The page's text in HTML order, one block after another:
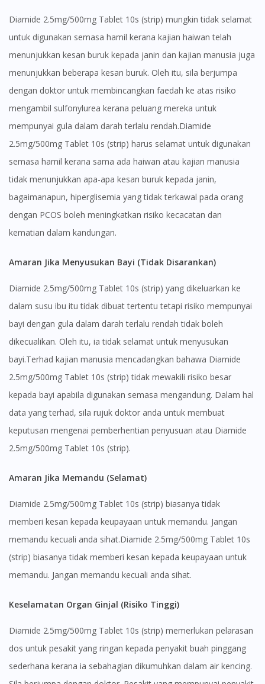
You seem to be shopping from Singapore
You are currently on DoctorOnCall.com.my, our Malaysian
site.
To serve you better, would you like to head over to
DoctorOnCall Singapore?
Continue to DoctorOnCall Singapore
Diamide 2.5mg/500mg Tablet 10s (strip) mungkin tidak selamat
untuk digunakan semasa hamil kerana kajian haiwan telah
menunjukkan kesan buruk kepada janin dan kajian manusia juga
menunjukkan beberapa kesan buruk. Oleh itu, sila berjumpa
dengan doktor untuk membincangkan faedah ke atas risiko
mengambil sulfonylurea kerana peluang mereka untuk
mempunyai gula dalam darah terlalu rendah.Diamide
2.5mg/500mg Tablet 10s (strip) harus selamat untuk digunakan
semasa hamil kerana sama ada haiwan atau kajian manusia
tidak menunjukkan apa-apa kesan buruk kepada janin,
bagaimanapun, hiperglisemia yang tidak terkawal pada orang
dengan PCOS boleh meningkatkan risiko kecacatan dan
kematian dalam kandungan.
Amaran Jika Menyusukan Bayi (Tidak Disarankan)
Diamide 2.5mg/500mg Tablet 10s (strip) yang dikeluarkan ke
dalam susu ibu itu tidak dibuat tertentu tetapi risiko mempunyai
bayi dengan gula dalam darah terlalu rendah tidak boleh
dikecualikan. Oleh itu, ia tidak selamat untuk menyusukan
bayi.Terhad kajian manusia mencadangkan bahawa Diamide
2.5mg/500mg Tablet 10s (strip) tidak mewakili risiko besar
kepada bayi apabila digunakan semasa mengandung. Dalam hal
data yang terhad, sila rujuk doktor anda untuk membuat
keputusan mengenai pemberhentian penyusuan atau Diamide
2.5mg/500mg Tablet 10s (strip).
Amaran Jika Memandu (Selamat)
Diamide 2.5mg/500mg Tablet 10s (strip) biasanya tidak
memberi kesan kepada keupayaan untuk memandu. Jangan
memandu kecuali anda sihat.Diamide 2.5mg/500mg Tablet 10s
(strip) biasanya tidak memberi kesan kepada keupayaan untuk
memandu. Jangan memandu kecuali anda sihat.
Keselamatan Organ Ginjal (Risiko Tinggi)
Diamide 2.5mg/500mg Tablet 10s (strip) memerlukan pelarasan
dos untuk pesakit yang ringan kepada penyakit buah pinggang
sederhana kerana ia sebahagian dikumuhkan dalam air kencing.